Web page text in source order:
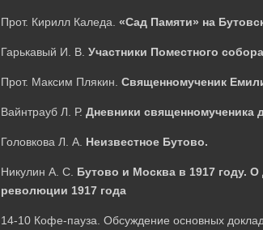
Прот. Кирилл Каледа. «Сад Памяти» на
Гарькавый И. В. Участники Поместного
Прот. Максим Плякин. Священномученик
Вайнтрауб Л. Р. Дневники священномученика
Головкова Л. А. Неизвестное Бутово.
Никулин А. С. Бутово и Москва в 1917 году.
революции 1917 года
14-10 Кофе-пауза. Обсуждение основных